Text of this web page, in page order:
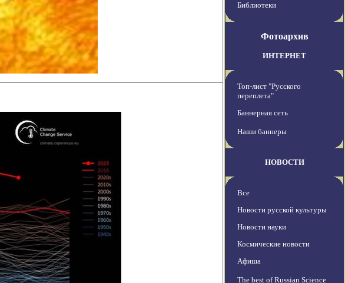
Библиотеки
Фотоархив
ИНТЕРНЕТ
Топ-лист "Русского
переплета"
Баннерная сеть
Наши баннеры
НОВОСТИ
Все
Новости русской культуры
Новости науки
Космические новости
Афиша
The best of Russian Science